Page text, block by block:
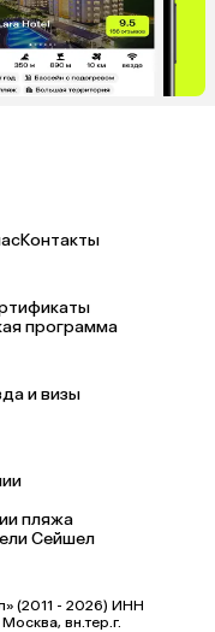
Контакты
программа
и визы
пляжа
Сейшел
(2011 - 2026) ИНН
вн.тер.г.